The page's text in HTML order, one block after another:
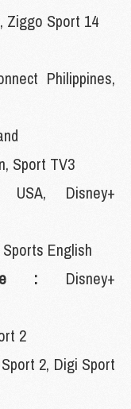
Ziggo Sport 14
Philippines,
Sport TV3
USA, Disney+
English
: Disney+
2
2, Digi Sport